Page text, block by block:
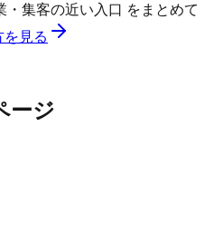
・集客の近い入口 をまとめて
を見る
ージ